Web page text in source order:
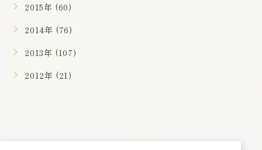
2015年 (60)
2014年 (76)
2013年 (107)
2012年 (21)